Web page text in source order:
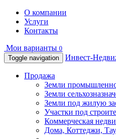
О компании
Услуги
Контакты
Мои варианты 0
Toggle navigation
Инвест-
Продажа
Земли
Земли
Земли под жилую
Участки под
Коммерческая
Дома, Коттеджи,